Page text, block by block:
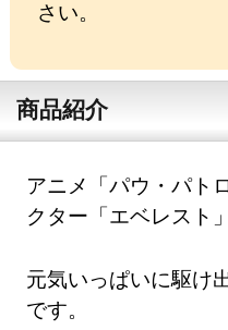
さい。
商品紹介
アニメ「パウ・パト
クター「エベレスト
元気いっぱいに駆け
です。